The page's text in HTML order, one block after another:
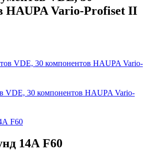
HAUPA Vario-Profiset II
VDE, 30 компонентов HAUPA Vario-
14А F60